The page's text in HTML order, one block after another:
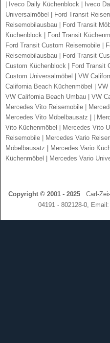
| Iveco Daily Küchenblock | Iveco
Universalmöbel | Ford Transit
Reisemobilausbau | Ford Transit
Küchenblock | Ford Transit
Ford Transit Custom Reisemobile |
Reisemobilausbau | Ford Transit
Custom Küchenblock | Ford Transit
Custom Universalmöbel | VW
California Beach Küchenmöbel | VW
VW California Beach Umbau | VW
Mercedes Vito Reisemobile |
Mercedes Vito Möbelbausatz | |
Vito Küchenmöbel | Mercedes Vito
Reisemobile | Mercedes Vario
Möbelbausatz | Mercedes Vario
Küchenmöbel | Mercedes Vario
Copyright © 2001 - 2025 Carl-
04191 - 802128-0, Email: